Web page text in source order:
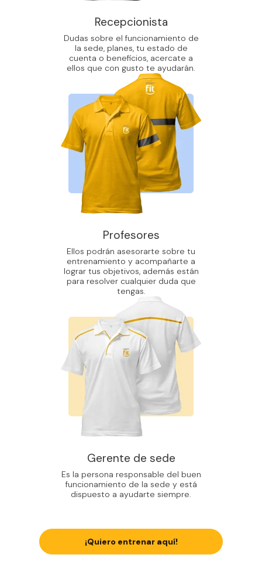
Recepcionista
Dudas sobre el funcionamiento de
la sede, planes, tu estado de
cuenta o beneficios, acercate a
ellos que con gusto te ayudarán.
Profesores
Ellos podrán asesorarte sobre tu
entrenamiento y acompañarte a
lograr tus objetivos, además están
para resolver cualquier duda que
tengas.
Gerente de sede
Es la persona responsable del buen
funcionamiento de la sede y está
dispuesto a ayudarte siempre.
¡Quiero entrenar aquí!